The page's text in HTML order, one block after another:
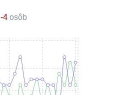
-4 osôb